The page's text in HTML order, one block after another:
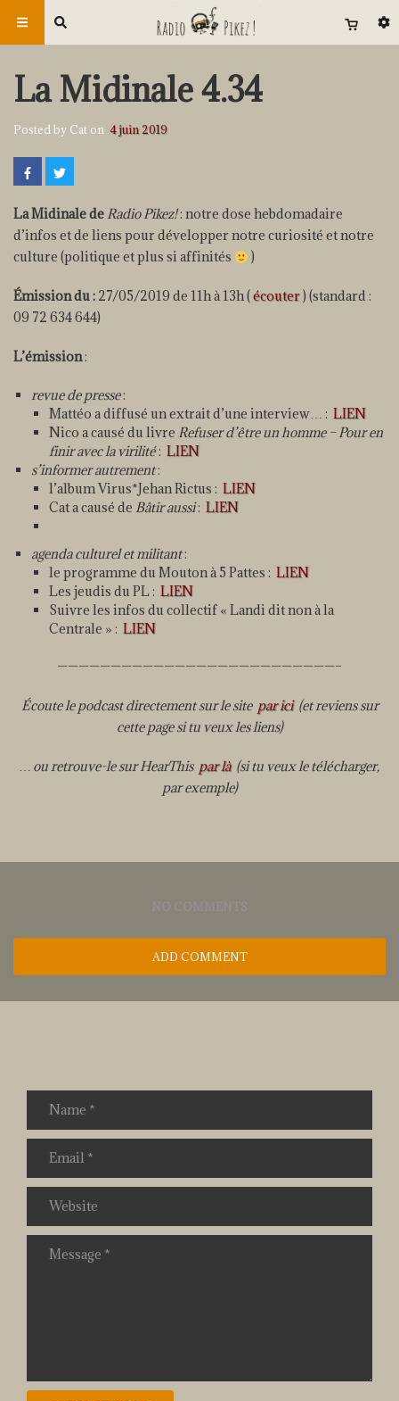
La Midinale 4.34
Posted by Cat on 4 juin 2019
La Midinale de Radio Pikez!: notre dose hebdomadaire
d’infos et de liens pour développer notre curiosité et notre
culture (politique et plus si affinités
)
Émission du : 27/05/2019 de 11h à 13h ( écouter) (standard :
09 72 634 644)
L’émission:
revue de presse:
Mattéo a diffusé un extrait d’une interview… : LIEN
Nico a causé du livre Refuser d’être un homme – Pour en
finir avec la virilité: LIEN
s’informer autrement:
l’album Virus*Jehan Rictus : LIEN
Cat a causé de Bâtir aussi: LIEN
agenda culturel et militant:
le programme du Mouton à 5 Pattes : LIEN
Les jeudis du PL : LIEN
Suivre les infos du collectif « Landi dit non à la
Centrale » : LIEN
——————————————————————————–
Écoute le podcast directement sur le site par ici(et reviens sur
cette page si tu veux les liens)
… ou retrouve-le sur HearThis par là (si tu veux le télécharger,
par exemple)
NO COMMENTS
ADD COMMENT